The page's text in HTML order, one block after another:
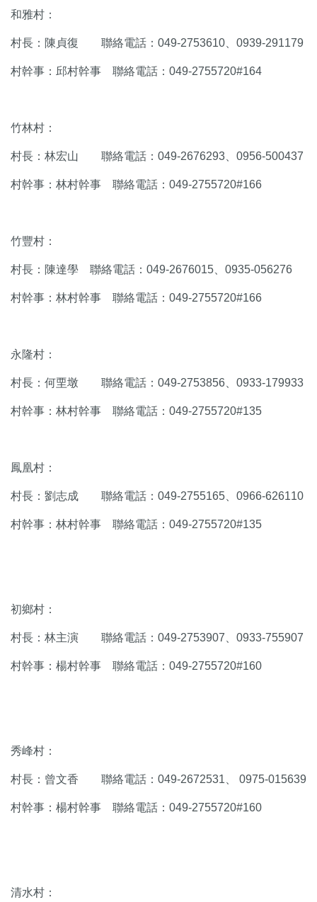
和雅村：
村長：陳貞復 聯絡電話：049-2753610、0939-291179
村幹事：邱村幹事 聯絡電話：049-2755720#164
竹林村：
村長：林宏山 聯絡電話：049-2676293、0956-500437
村幹事：林村幹事 聯絡電話：049-2755720#166
竹豐村：
村長：陳達學 聯絡電話：049-2676015、0935-056276
村幹事：林村幹事 聯絡電話：049-2755720#166
永隆村：
村長：何垔墩 聯絡電話：049-2753856、0933-179933
村幹事：林村幹事 聯絡電話：049-2755720#135
鳳凰村：
村長：劉志成 聯絡電話：049-2755165、0966-626110
村幹事：林村幹事 聯絡電話：049-2755720#135
初鄉村：
村長：林主演 聯絡電話：049-2753907、0933-755907
村幹事：楊村幹事 聯絡電話：049-2755720#160
秀峰村：
村長：曾文香 聯絡電話：049-2672531、 0975-015639
村幹事：楊村幹事 聯絡電話：049-2755720#160
清水村：